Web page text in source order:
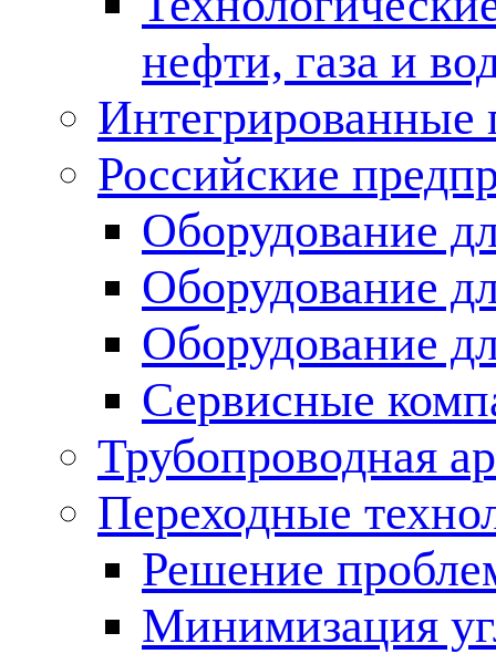
нефти, газа и
Российские
Оборудование
Оборудование
Оборудование
Сервисные
Трубопроводная
Переходные
Решение
Минимизация